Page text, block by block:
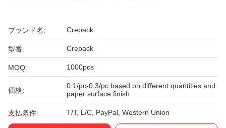
ブランド名: Crepack
型番: Crepack
MOQ: 1000pcs
価格:
0.1/pc-0.3/pc based on different quantities and
paper surface finish
支払条件: T/T, L/C, PayPal, Western Union